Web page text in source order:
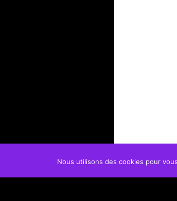
Nous utilisons des cookies pour